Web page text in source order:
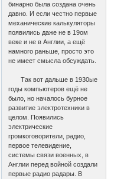
бинарно была создана очень
давно. И если честно первые
механические калькуляторы
появились даже не в 19ом
веке и не в Англии, а ещё
намного раньше, просто это
не имеет смысла обсуждать.
Так вот дальше в 1930ые
годы компьютеров ещё не
было, но началось бурное
развитие электротехники в
целом. Появились
электрические
громкоговорители, радио,
первое телевидение,
системы связи военных, в
Англии перед войной создали
первые радио радары. В